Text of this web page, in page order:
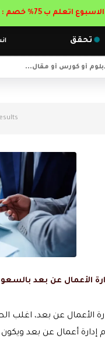
تحقق
الأعمال عن بعد
الأعمال عن بعد، اغلب
إدارة أعمال عن بعد
ب 75% خصم : احجز مقعدك الان